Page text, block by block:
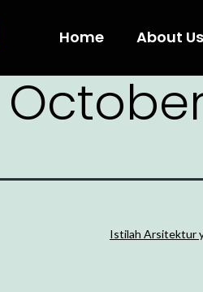
Home About Us
Istilah Arsitektur